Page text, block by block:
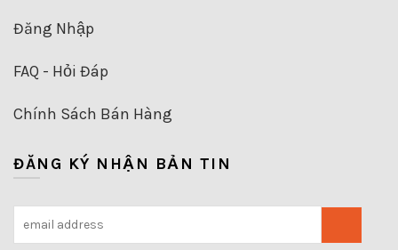
Đăng Nhập
FAQ - Hỏi Đáp
Chính Sách Bán Hàng
ĐĂNG KÝ NHẬN BẢN TIN